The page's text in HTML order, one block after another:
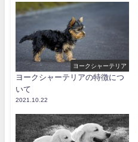
ヨークシャーテリア
ヨークシャーテリアの特徴につ
いて
2021.10.22